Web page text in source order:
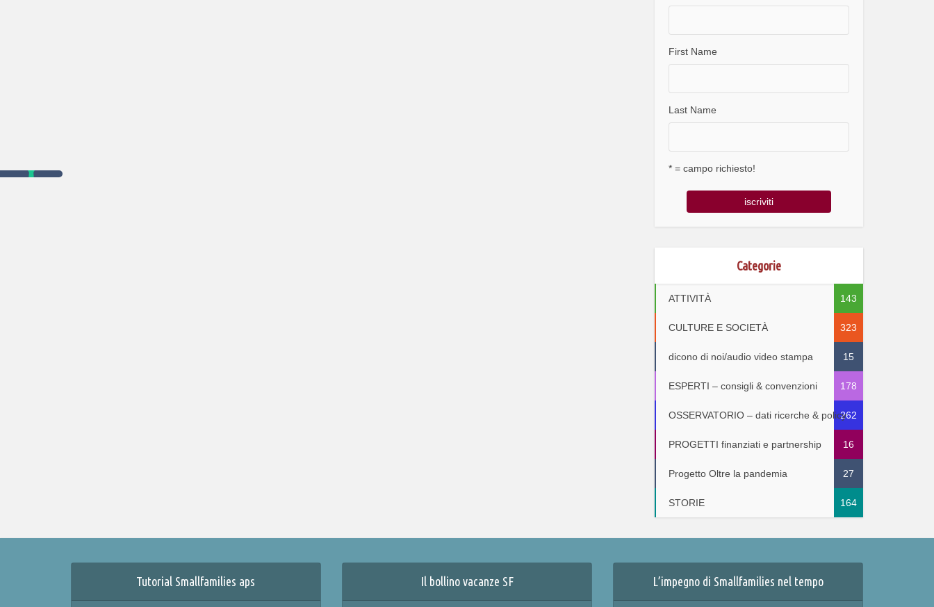
First Name
Last Name
* = campo richiesto!
Categorie
ATTIVITÀ 143
CULTURE E SOCIETÀ 323
dicono di noi/audio video stampa 15
ESPERTI – consigli & convenzioni 178
OSSERVATORIO – dati ricerche & policy262
PROGETTI finanziati e partnership 16
Progetto Oltre la pandemia 27
STORIE 164
Tutorial Smallfamilies aps Il bollino vacanze SF L’impegno di Smallfamilies nel tempo